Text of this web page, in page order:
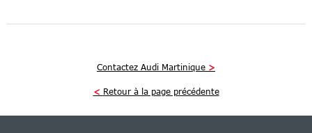
Contactez Audi Martinique >
< Retour à la page précédente